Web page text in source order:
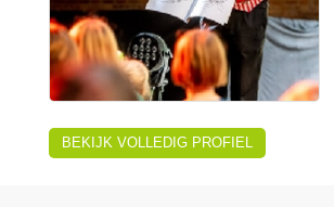
BEKIJK VOLLEDIG PROFIEL